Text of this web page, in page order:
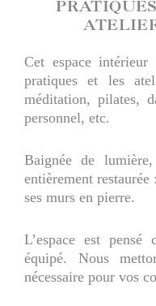
Cet espace
pratiques et les
méditation, pilates,
personnel, etc.
Baignée de
entièrement restaurée
ses murs en pierre.
L’espace est pensé
équipé. Nous
nécessaire pour vos